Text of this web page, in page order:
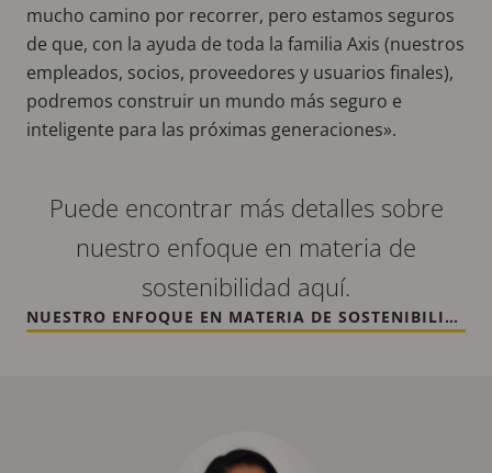
mucho camino por recorrer, pero estamos seguros
de que, con la ayuda de toda la familia Axis (nuestros
empleados, socios, proveedores y usuarios finales),
podremos construir un mundo más seguro e
inteligente para las próximas generaciones».
Puede encontrar más detalles sobre
nuestro enfoque en materia de
sostenibilidad aquí.
NUESTRO ENFOQUE EN MATERIA DE SOSTENIBILIDAD